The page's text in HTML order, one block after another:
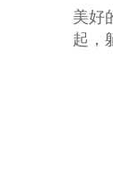
美好
起，